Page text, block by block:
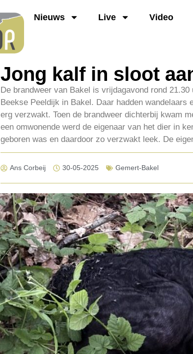
Nieuws Live Video
Jong kalf in sloot
De brandweer van Bakel is vrijdagavond rond
Beekse Peeldijk in Bakel. Daar hadden
erg verzwakt. Toen de brandweer dichterbij kwam
een omwonende werd de eigenaar van het dier in
geboren was en daardoor zo verzwakt leek. De
Ans Corbeij 30-05-2025 Gemert-Bakel